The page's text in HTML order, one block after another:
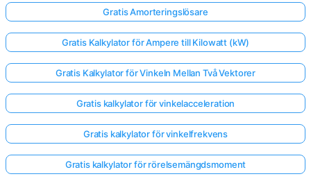
Gratis Amorteringslösare
Gratis Kalkylator för Ampere till Kilowatt (kW)
Gratis Kalkylator för Vinkeln Mellan Två Vektorer
Gratis kalkylator för vinkelacceleration
Gratis kalkylator för vinkelfrekvens
Gratis kalkylator för rörelsemängdsmoment